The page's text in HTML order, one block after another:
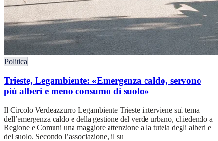
Politica
Trieste, Legambiente: «Emergenza caldo, servono
più alberi e meno consumo di suolo»
Il Circolo Verdeazzurro Legambiente Trieste interviene sul tema
dell’emergenza caldo e della gestione del verde urbano, chiedendo a
Regione e Comuni una maggiore attenzione alla tutela degli alberi e
del suolo. Secondo l’associazione, il su